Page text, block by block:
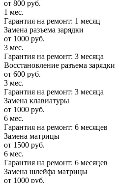
от 800 руб.
1 мес.
Гарантия на ремонт: 1 месяц
Замена разъема зарядки
от 1000 руб.
3 мес.
Гарантия на ремонт: 3 месяца
Восстановление разъема зарядки
от 600 руб.
3 мес.
Гарантия на ремонт: 3 месяца
Замена клавиатуры
от 1000 руб.
6 мес.
Гарантия на ремонт: 6 месяцев
Замена матрицы
от 1500 руб.
6 мес.
Гарантия на ремонт: 6 месяцев
Замена шлейфа матрицы
от 1000 руб.